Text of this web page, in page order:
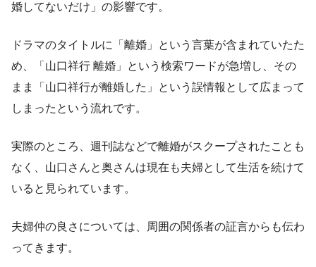
婚してないだけ」の影響です。
ドラマのタイトルに「離婚」という言葉が含まれていたた
め、「山口祥行 離婚」という検索ワードが急増し、その
まま「山口祥行が離婚した」という誤情報として広まって
しまったという流れです。
実際のところ、週刊誌などで離婚がスクープされたことも
なく、山口さんと奥さんは現在も夫婦として生活を続けて
いると見られています。
夫婦仲の良さについては、周囲の関係者の証言からも伝わ
ってきます。